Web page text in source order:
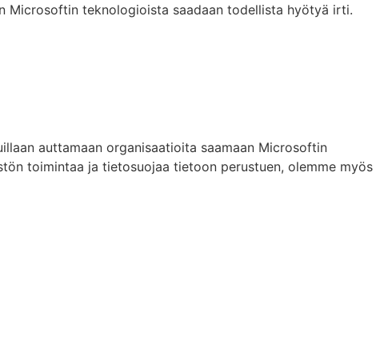
Microsoftin teknologioista saadaan todellista hyötyä irti.
auttamaan organisaatioita saamaan Microsoftin
toimintaa ja tietosuojaa tietoon perustuen, olemme myös